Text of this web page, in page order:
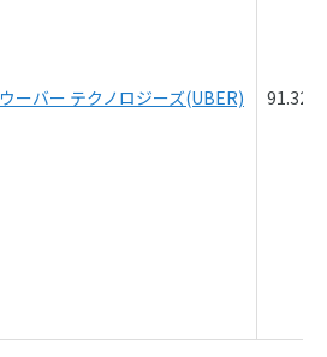
ウーバー テクノロジーズ(UBER) 91.32